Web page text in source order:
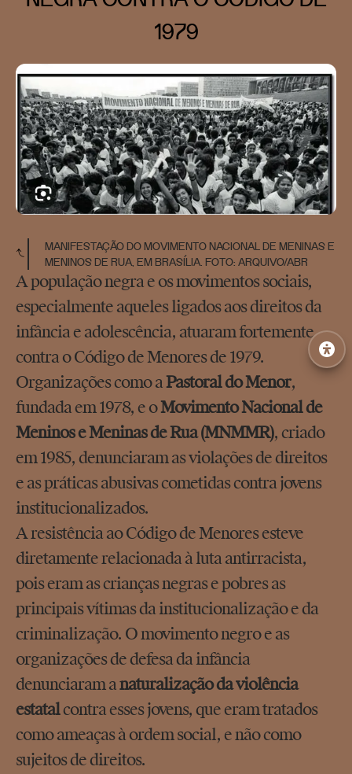
1979
MANIFESTAÇÃO DO MOVIMENTO NACIONAL DE MENINAS E
MENINOS DE RUA, EM BRASÍLIA. FOTO: ARQUIVO/ABR
A população negra e os movimentos sociais,
especialmente aqueles ligados aos direitos da
infância e adolescência, atuaram fortemente
contra o Código de Menores de 1979.
Organizações como aPastoral do Menor,
fundada em 1978, e oMovimento Nacional de
Meninos e Meninas de Rua (MNMMR), criado
em 1985, denunciaram as violações de direitos
e as práticas abusivas cometidas contra jovens
institucionalizados.
A resistência ao Código de Menores esteve
diretamente relacionada à luta antirracista,
pois eram as crianças negras e pobres as
principais vítimas da institucionalização e da
criminalização. O movimento negro e as
organizações de defesa da infância
denunciaram anaturalização da violência
estatalcontra esses jovens, que eram tratados
como ameaças à ordem social, e não como
sujeitos de direitos.